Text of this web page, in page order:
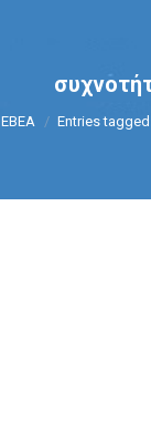
You are here:
ΕΒΕΑ Entries